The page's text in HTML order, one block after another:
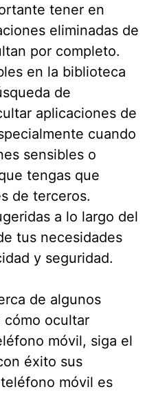
tener en
eliminadas de
por completo.
en la biblioteca
de
aplicaciones de
cuando
sensibles o
tengas que
de terceros.
a lo largo del
tus necesidades
y seguridad.
de algunos
cómo ocultar
móvil, siga el
éxito sus
móvil es